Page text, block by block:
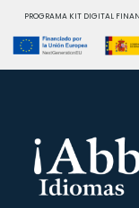
PROGRAMA KIT DIGITAL